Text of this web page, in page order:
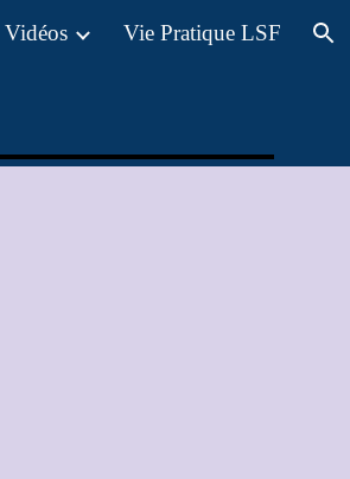
Vie Pratique LSF